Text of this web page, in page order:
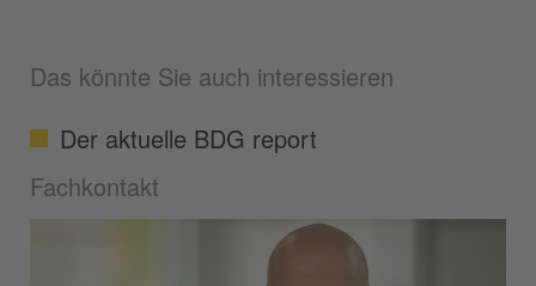
Das könnte Sie auch interessieren
Der aktuelle BDG report
Fachkontakt